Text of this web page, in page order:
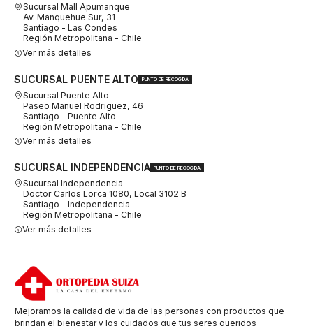
Sucursal Mall Apumanque
Av. Manquehue Sur, 31
Santiago - Las Condes
Región Metropolitana - Chile
Ver más detalles
SUCURSAL PUENTE ALTO PUNTO DE RECOGIDA
Sucursal Puente Alto
Paseo Manuel Rodriguez, 46
Santiago - Puente Alto
Región Metropolitana - Chile
Ver más detalles
SUCURSAL INDEPENDENCIA PUNTO DE RECOGIDA
Sucursal Independencia
Doctor Carlos Lorca 1080, Local 3102 B
Santiago - Independencia
Región Metropolitana - Chile
Ver más detalles
Mejoramos la calidad de vida de las personas con productos que
brindan el bienestar y los cuidados que tus seres queridos